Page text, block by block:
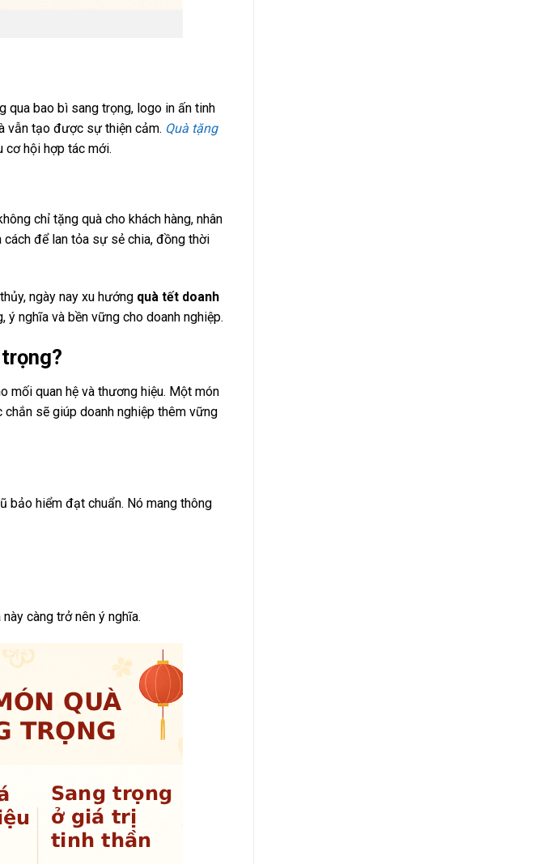
qua bao bì sang trọng, logo in ấn tinh
vẫn tạo được sự thiện cảm. Quà tặng
cơ hội hợp tác mới.
chỉ tặng quà cho khách hàng, nhân
để lan tỏa sự sẻ chia, đồng thời
ngày nay xu hướng quà tết doanh
nghĩa và bền vững cho doanh nghiệp.
mối quan hệ và thương hiệu. Một món
chắn sẽ giúp doanh nghiệp thêm vững
bảo hiểm đạt chuẩn. Nó mang thông
càng trở nên ý nghĩa.